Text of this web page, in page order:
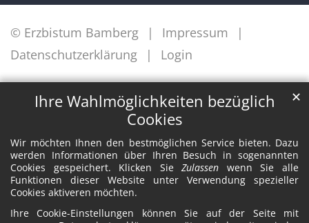
Ihre Wahlmöglichkeiten bezüglich
Cookies
Wir möchten Ihnen den bestmöglichen Service bieten. Dazu
werden Informationen über Ihren Besuch in sogenannten
Cookies gespeichert. Klicken SieZulassen wenn Sie alle
Funktionen dieser Website unter Verwendung spezieller
Cookies aktiveren möchten.
Ihre Cookie-Einstellungen können Sie auf der Seite mit
✕
© Erzbistum Bamberg
Impressum
Datenschutzerklärung
Login